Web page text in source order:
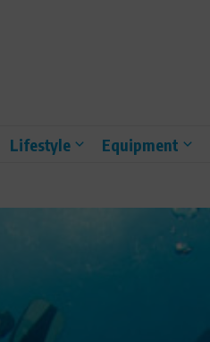
Lifestyle Equipment